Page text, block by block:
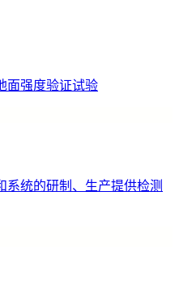
面强度验证试验
统的研制、生产提供检测